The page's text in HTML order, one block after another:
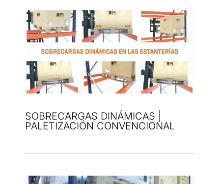
SOBRECARGAS DINÁMICAS |
PALETIZACIÓN CONVENCIONAL